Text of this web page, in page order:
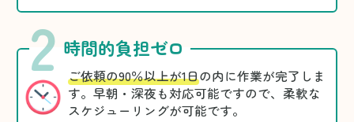
2 時間的負担ゼロ
ご依頼の90％以上が1日の内に作業が完了しま
す。早朝・深夜も対応可能ですので、柔軟な
スケジューリングが可能です。